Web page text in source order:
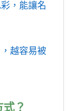
，能讓名
越容易被
？